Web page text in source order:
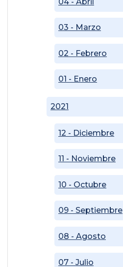
2021
07 - Julio
08 - Agosto
09 - Septiembre
10 - Octubre
11 - Noviembre
12 - Diciembre
01 - Enero
02 - Febrero
03 - Marzo